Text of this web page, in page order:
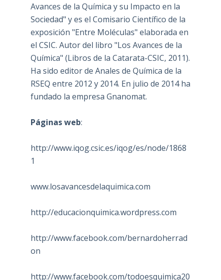
Avances de la Química y su Impacto en la
Sociedad" y es el Comisario Científico de la
exposición "Entre Moléculas" elaborada en
el CSIC. Autor del libro "Los Avances de la
Química" (Libros de la Catarata-CSIC, 2011).
Ha sido editor de Anales de Química de la
RSEQ entre 2012 y 2014. En julio de 2014 ha
fundado la empresa Gnanomat.
Páginas web:
http://www.iqog.csic.es/iqog/es/node/1868
1
www.losavancesdelaquimica.com
http://educacionquimica.wordpress.com
http://www.facebook.com/bernardoherrad
on
http://www.facebook.com/todoesquimica20